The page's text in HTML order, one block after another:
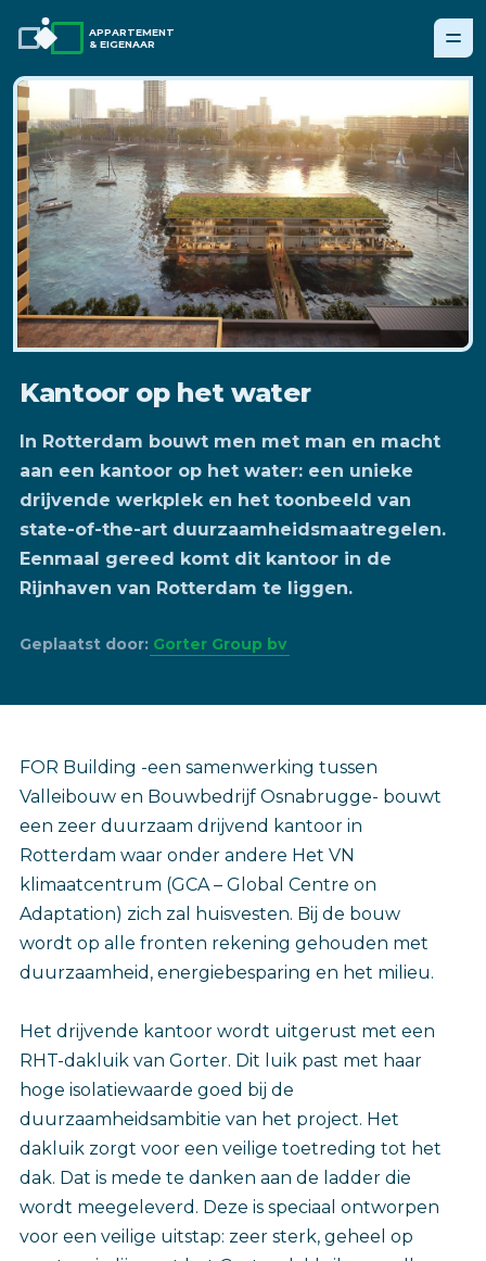
APPARTEMENT
& EIGENAAR
Kantoor op het water
In Rotterdam bouwt men met man en macht
aan een kantoor op het water: een unieke
drijvende werkplek en het toonbeeld van
state-of-the-art duurzaamheidsmaatregelen.
Eenmaal gereed komt dit kantoor in de
Rijnhaven van Rotterdam te liggen.
Geplaatst door: Gorter Group bv
FOR Building -een samenwerking tussen
Valleibouw en Bouwbedrijf Osnabrugge- bouwt
een zeer duurzaam drijvend kantoor in
Rotterdam waar onder andere Het VN
klimaatcentrum (GCA – Global Centre on
Adaptation) zich zal huisvesten. Bij de bouw
wordt op alle fronten rekening gehouden met
duurzaamheid, energiebesparing en het milieu.
Het drijvende kantoor wordt uitgerust met een
RHT-dakluik van Gorter. Dit luik past met haar
hoge isolatiewaarde goed bij de
duurzaamheidsambitie van het project. Het
dakluik zorgt voor een veilige toetreding tot het
dak. Dat is mede te danken aan de ladder die
wordt meegeleverd. Deze is speciaal ontworpen
voor een veilige uitstap: zeer sterk, geheel op